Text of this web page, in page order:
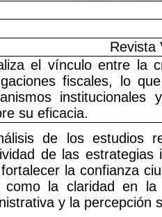
Revista
el vínculo entre la
fiscales, lo
su eficacia.
de los estudios
de las estrategias
la confianza
como la claridad en la
y la percepción